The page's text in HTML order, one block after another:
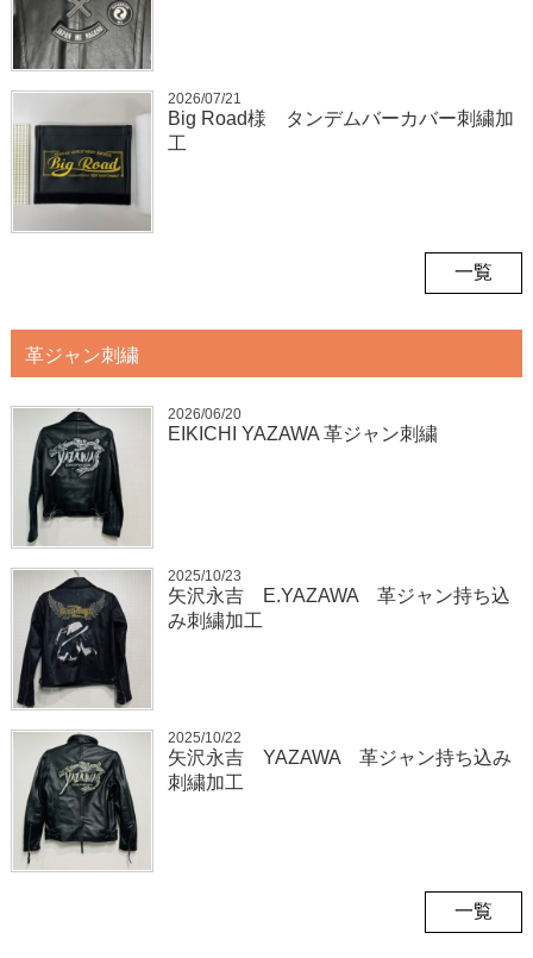
2026/07/21
Big Road様 タンデムバーカバー刺繍加
工
一覧
革ジャン刺繍
2026/06/20
EIKICHI YAZAWA 革ジャン刺繍
2025/10/23
矢沢永吉 E.YAZAWA 革ジャン持ち込
み刺繍加工
2025/10/22
矢沢永吉 YAZAWA 革ジャン持ち込み
刺繍加工
一覧